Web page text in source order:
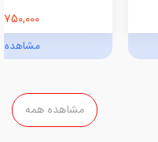
750,000 تومان
مشاهده
مشاهده همه